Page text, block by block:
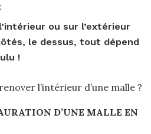
ou sur l’extérieur
le dessus, tout dépend
!
l’intérieur d’une malle ?
D’UNE MALLE EN